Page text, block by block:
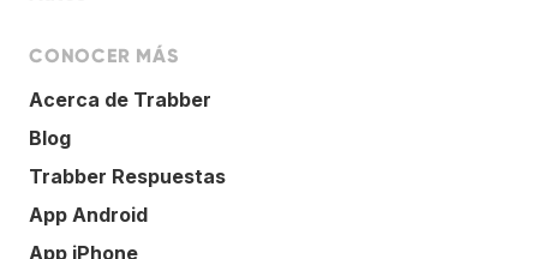
CONOCER MÁS
Acerca de Trabber
Blog
Trabber Respuestas
App Android
App iPhone